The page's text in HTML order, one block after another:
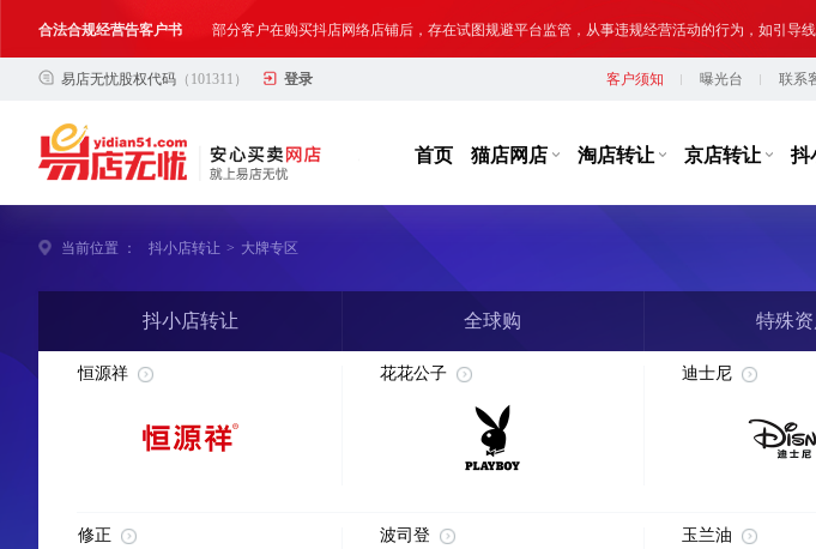
合法合规经营告客户书 部分客户在购买抖店网络店铺后，存在试图规避平台监管，从事违规经营活动的行为，如引
网络店铺合法经营告诫书 为确保网络店铺的合法、规范转让与经营,我司温馨提示,请勿将您转让或购买的网络店铺用于
易店无忧股权代码 （101311） 登录 客户须知 曝光台 联系
首页 猫店网店 淘店转让 京店转让 抖
当前位置 ： 抖小店转让 > 大牌专区
抖小店转让 全球购 特殊
恒源祥 花花公子 迪士尼
修正 波司登 玉兰油